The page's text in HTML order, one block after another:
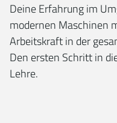
Deine Erfahrung im
modernen Maschinen
Arbeitskraft in der
Den ersten Schritt in
Lehre.